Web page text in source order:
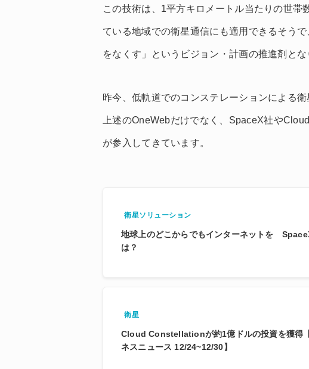
この技術は、1平方キロメートル当たりの世帯
ている地域での衛星通信にも適用できるそう
をなくす」というビジョン・計画の推進剤とな
昨今、低軌道でのコンステレーションによる
上述のOneWebだけでなく、SpaceX社や
が参入してきています。
衛星ソリューション
地球上のどこからでもインターネットを
は？
衛星
Cloud Constellationが約1億ドルの投資を獲得
ネスニュース 12/24~12/30】